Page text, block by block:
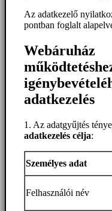
Az adatkezelő
pontban foglalt
Webáruház
adatkezelés
1. Az adatgyűjtés
adatkezelés célja:
Személyes adat
Felhasználói név